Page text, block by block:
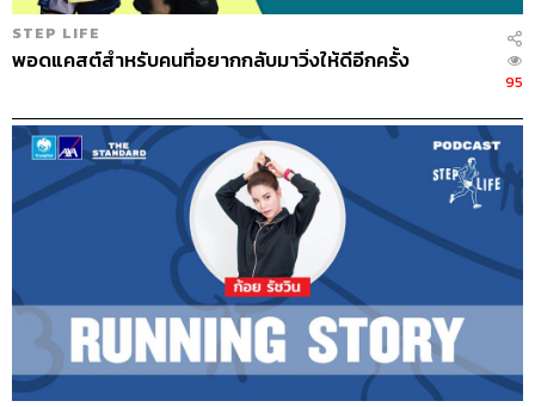
STEP LIFE
พอดแคสต์สำหรับคนที่อยากกลับมาวิ่งให้ดีอีกครั้ง
95